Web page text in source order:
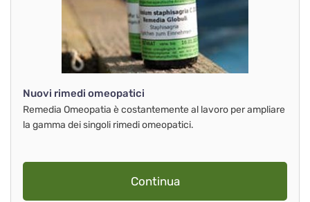
Nuovi rimedi omeopatici
Remedia Omeopatia è costantemente al lavoro per ampliare
la gamma dei singoli rimedi omeopatici.
Continua